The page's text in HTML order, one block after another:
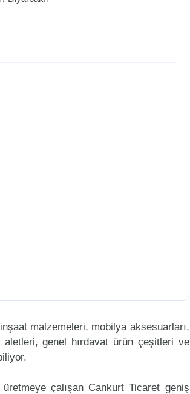
malzemeleri, mobilya aksesuarları,
genel hırdavat ürün çeşitleri ve
çalışan Cankurt Ticaret geniş